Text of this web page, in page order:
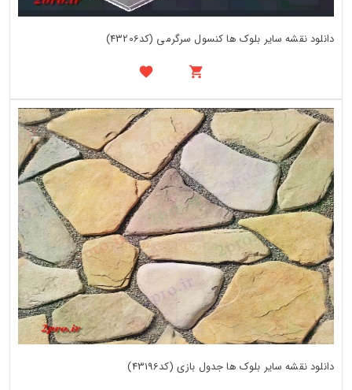
دانلود نقشه سایر بلوک ها کنسول سرگرمی (کد43206)
دانلود نقشه سایر بلوک ها جدول بازی (کد43196)